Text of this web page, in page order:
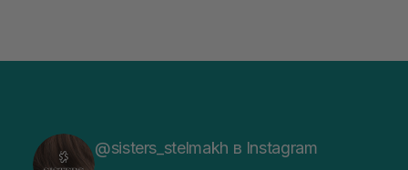
@sisters_stelmakh в Instagram